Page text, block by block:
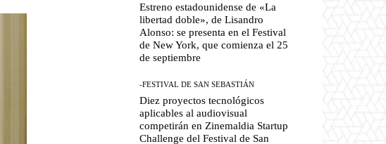
Estreno estadounidense de «La
libertad doble», de Lisandro
Alonso: se presenta en el Festival
de New York, que comienza el 25
de septiembre
-FESTIVAL DE SAN SEBASTIÁN
Diez proyectos tecnológicos
aplicables al audiovisual
competirán en Zinemaldia Startup
Challenge del Festival de San